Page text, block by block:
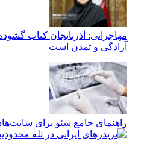
مهاجرانی: آذربایجان کتاب
آزادگی و تمدن است
راهنمای جامع سئو برای